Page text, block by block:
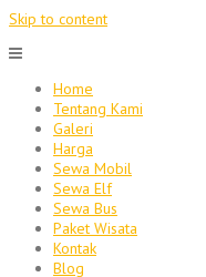
Skip to content
Home
Tentang Kami
Galeri
Harga
Sewa Mobil
Sewa Elf
Sewa Bus
Paket Wisata
Kontak
Blog